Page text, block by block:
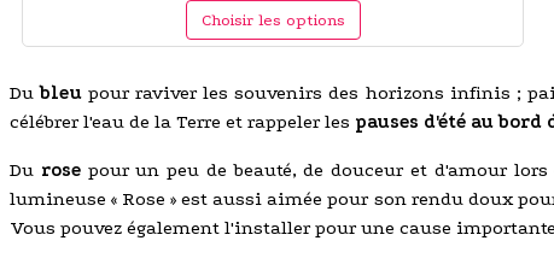
Choisir les options
Dubleu pour raviver les souvenirs des horizons infinis ;
célébrer l'eau de la Terre et rappeler les pauses d'été au bord
Du rosepour un peu de beauté, de douceur et d'amour lors
lumineuse « Rose » est aussi aimée pour son rendu doux
Vous pouvez également l'installer pour une cause